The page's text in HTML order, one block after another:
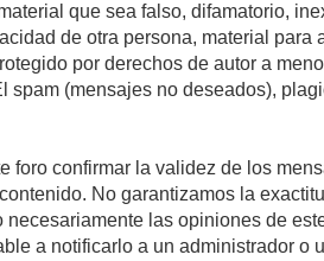
que sea falso, difamatorio,
de otra persona, material
por derechos de autor a
(mensajes no deseados),
confirmar la validez de los
No garantizamos la
las opiniones de
a notificarlo a un administrador o